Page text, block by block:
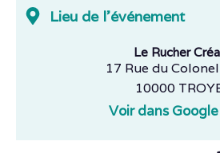
Lieu de l'événement
Le Rucher
17 Rue du
10000
Voir dans